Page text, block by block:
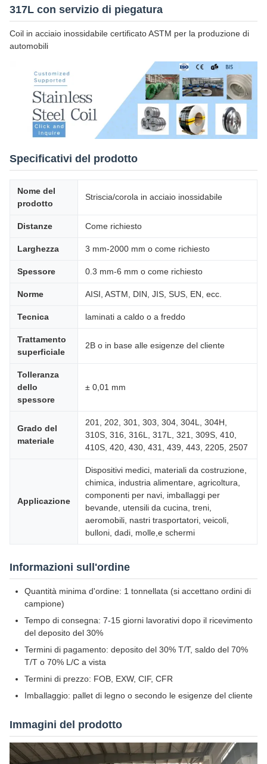
317L con servizio di piegatura
Coil in acciaio inossidabile certificato ASTM per la produzione di
automobili
Specificativi del prodotto
Nome del
prodotto
Striscia/corola in acciaio inossidabile
Distanze Come richiesto
Larghezza 3 mm-2000 mm o come richiesto
Spessore 0.3 mm-6 mm o come richiesto
Norme AISI, ASTM, DIN, JIS, SUS, EN, ecc.
Tecnica laminati a caldo o a freddo
Trattamento
superficiale
2B o in base alle esigenze del cliente
Tolleranza
dello
spessore
± 0,01 mm
Grado del
materiale
201, 202, 301, 303, 304, 304L, 304H,
310S, 316, 316L, 317L, 321, 309S, 410,
410S, 420, 430, 431, 439, 443, 2205, 2507
Applicazione
Dispositivi medici, materiali da costruzione,
chimica, industria alimentare, agricoltura,
componenti per navi, imballaggi per
bevande, utensili da cucina, treni,
aeromobili, nastri trasportatori, veicoli,
bulloni, dadi, molle,e schermi
Informazioni sull'ordine
Quantità minima d'ordine: 1 tonnellata (si accettano ordini di
campione)
Tempo di consegna: 7-15 giorni lavorativi dopo il ricevimento
del deposito del 30%
Termini di pagamento: deposito del 30% T/T, saldo del 70%
T/T o 70% L/C a vista
Termini di prezzo: FOB, EXW, CIF, CFR
Imballaggio: pallet di legno o secondo le esigenze del cliente
Immagini del prodotto